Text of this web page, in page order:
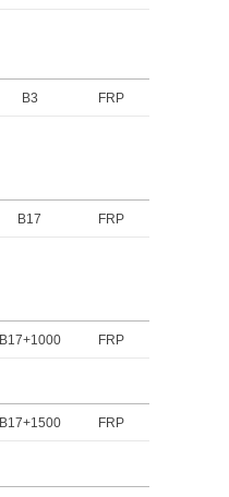
B3 FRP
B17 FRP
B17+1000 FRP
B17+1500 FRP